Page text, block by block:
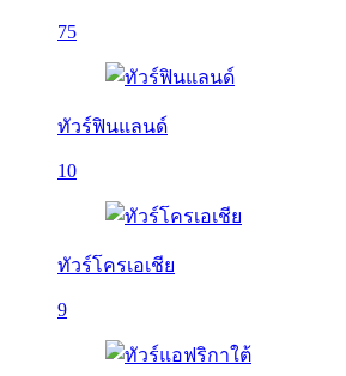
75
ทัวร์ฟินแลนด์
10
ทัวร์โครเอเชีย
9